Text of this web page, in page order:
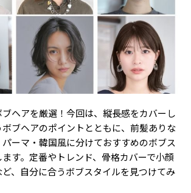
ヘアを厳選！今回は、縦長感をカバーし
ブヘアのポイントとともに、前髪ありな
ーマ・韓国風に分けておすすめのボブス
す。定番やトレンド、骨格カバーで小顔
、自分に合うボブスタイルを見つけてみ